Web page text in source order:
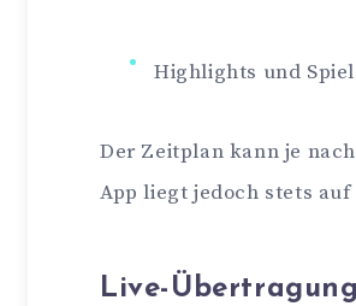
Highlights und
Der Zeitplan kann je
App liegt jedoch stets
Live-